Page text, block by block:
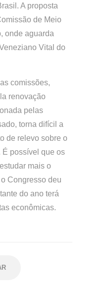
A proposta
de Meio
onde aguarda
Vital do
comissões,
renovação
pelas
torna difícil a
de relevo sobre o
É possível que os
mais o
Congresso deu
do ano terá
econômicas.